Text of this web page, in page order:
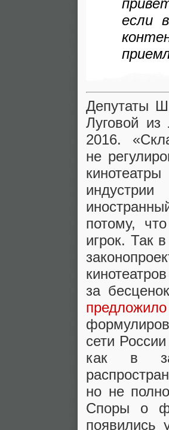
если
Депутаты
Луговой
2016.
не
потому,
игрок. Так
за
предложило
сети
как в
но не
Споры о
появились